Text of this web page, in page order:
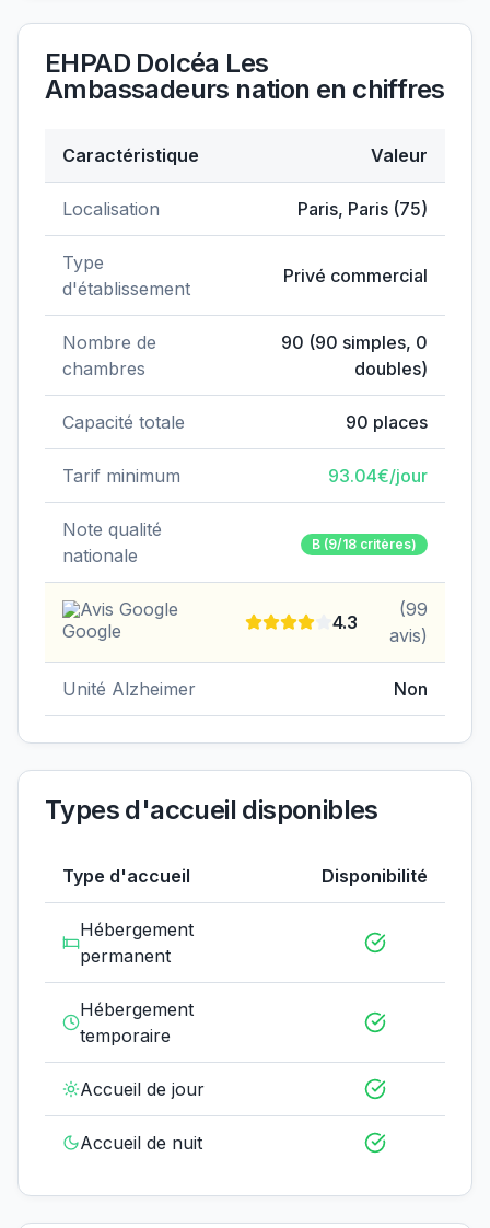
EHPAD Dolcéa Les
Ambassadeurs nation en chiffres
EHPAD Dolcéa Les Ambassadeurs
Caractéristique Valeur
Localisation Paris, Paris (75)
Type
d'établissement
Privé commercial
Nombre de
chambres
90 (90 simples, 0
doubles)
Capacité totale 90 places
Tarif minimum 93.04€/jour
Note qualité
nationale
B (9/18 critères)
Avis Google
4.3
(99
avis)
Unité Alzheimer Non
Types d'accueil disponibles
Type d'accueil Disponibilité
Hébergement
permanent
Hébergement
temporaire
Accueil de jour
Accueil de nuit